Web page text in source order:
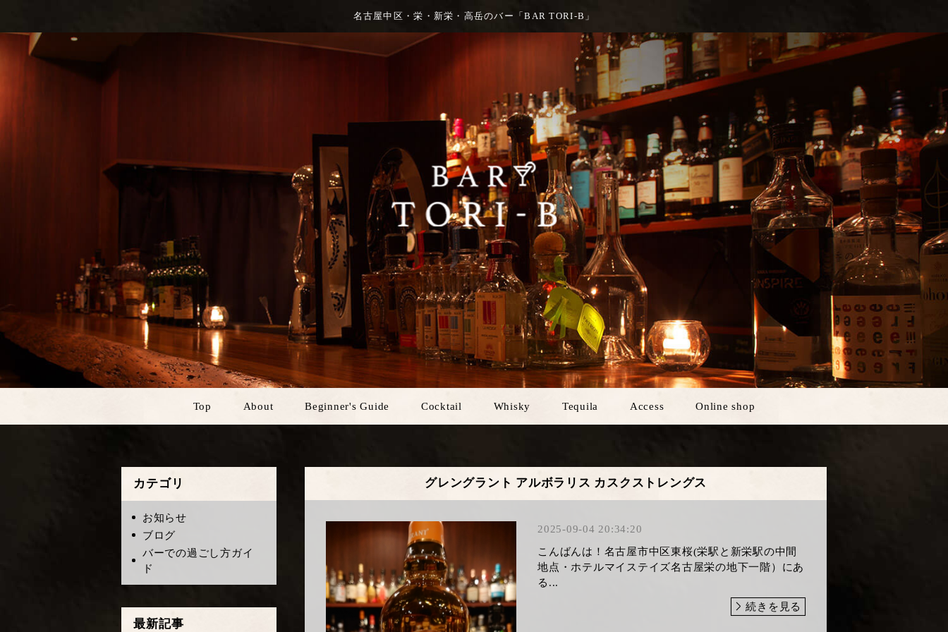
名古屋中区・栄・新栄・高岳のバー「BAR TORI-B」
Top About Beginner's Guide Cocktail Whisky Tequila Access Online shop
カテゴリ
お知らせ
ブログ
バーでの過ごし方ガイ
ド
最新記事
グレングラント アルボラリス カスクストレングス
2025-09-04 20:34:20
こんばんは！名古屋市中区東桜(栄駅と新栄駅の中間
地点・ホテルマイステイズ名古屋栄の地下一階）にあ
る...
続きを見る